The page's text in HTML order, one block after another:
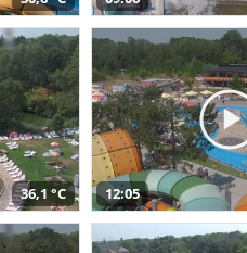
36,1 °C 12:05